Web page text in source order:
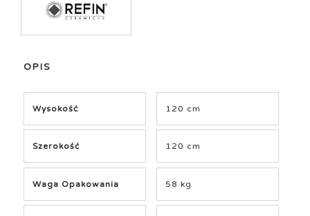
OPIS
Wysokość 120 cm
Szerokość 120 cm
Waga Opakowania 58 kg